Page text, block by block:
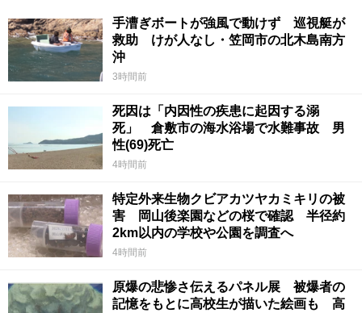
手漕ぎボートが強風で動けず 巡視艇が
救助 けが人なし・笠岡市の北木島南方
沖
3時間前
死因は「内因性の疾患に起因する溺
死」 倉敷市の海水浴場で水難事故 男
性(69)死亡
4時間前
特定外来生物クビアカツヤカミキリの被
害 岡山後楽園などの桜で確認 半径約
2km以内の学校や公園を調査へ
4時間前
原爆の悲惨さ伝えるパネル展 被爆者の
記憶をもとに高校生が描いた絵画も 高